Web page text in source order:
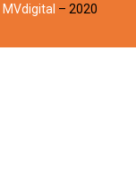
MVdigital – 2020